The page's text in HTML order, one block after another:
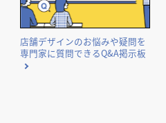
店舗デザインのお悩みや疑問を
専門家に質問できるQ&A掲示板